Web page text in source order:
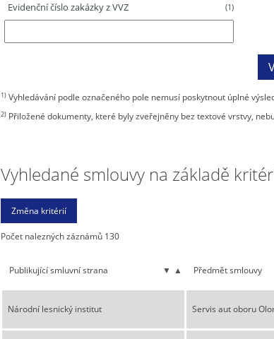
Evidenční číslo zakázky z VVZ (1)
1)Vyhledávání podle označeného pole nemusí poskytnout úplné
2)Přiložené dokumenty, které byly zveřejněny bez textové vrstvy,
Vyhledané smlouvy na základě
Počet nalezných záznámů 130
Publikující smluvní strana ▲
▼ Předmět smlouvy
Národní lesnický institut Servis aut oboru